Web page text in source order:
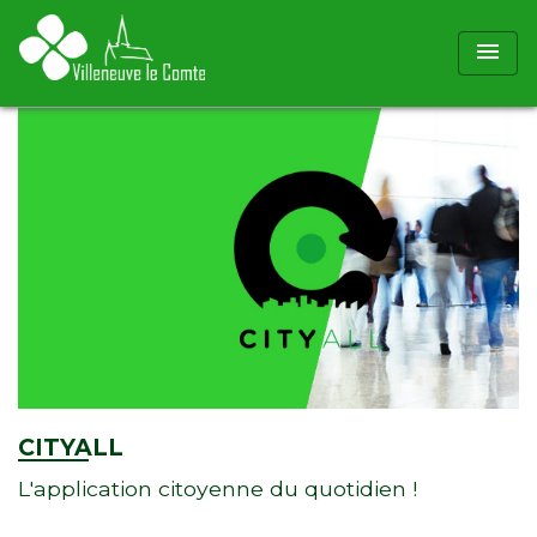
menu
CITYALL
L'application citoyenne du quotidien !